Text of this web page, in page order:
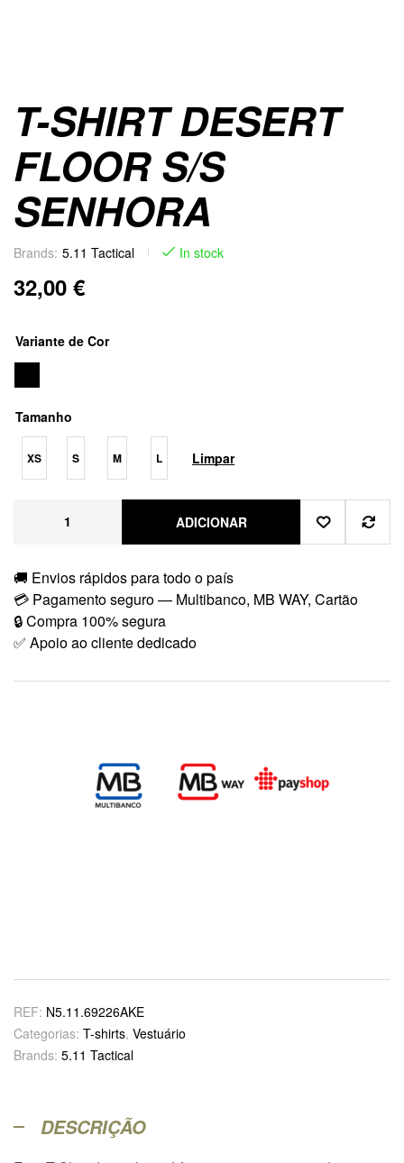
T-SHIRT DESERT
FLOOR S/S
SENHORA
Brands: 5.11 Tactical In stock
32,00 €
Variante de Cor
Tamanho
XS S M L Limpar
ADICIONAR
🚚 Envios rápidos para todo o país
💳 Pagamento seguro — Multibanco, MB WAY, Cartão
🔒 Compra 100% segura
✅ Apoio ao cliente dedicado
REF: N5.11.69226AKE
Categorias: T-shirts, Vestuário
Brands: 5.11 Tactical
DESCRIÇÃO